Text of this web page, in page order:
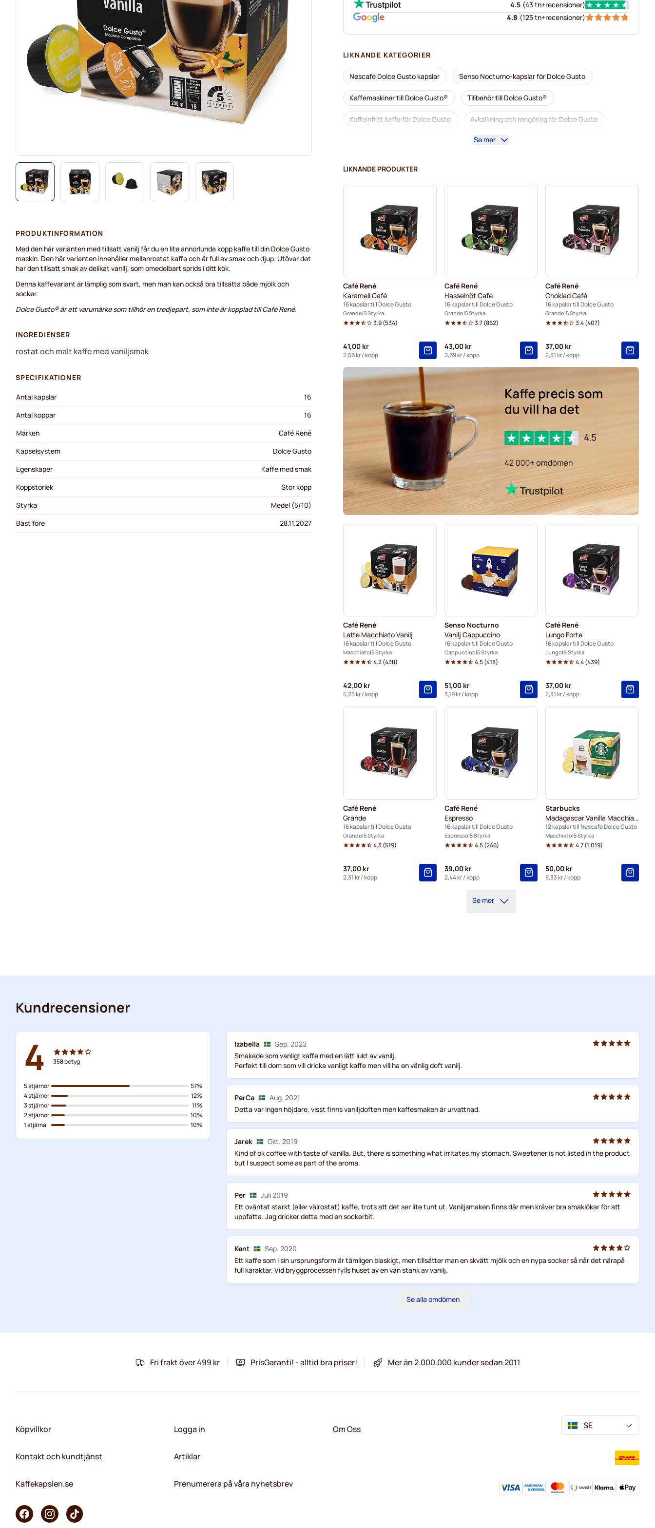
4.5 (43 tn+recensioner)
4.8 (125 tn+recensioner)
LIKNANDE KATEGORIER
Nescafé Dolce Gusto kapslar Senso Nocturno-kapslar för Dolce Gusto
Kaffemaskiner till Dolce Gusto® Tillbehör till Dolce Gusto®
Koffeinfritt kaffe för Dolce Gusto Avkalkning och rengöring för Dolce Gusto
Café René-kaffekapslar för Dolce Gusto
Kapslar till Dolce Gusto® Gimoka-kapslar för Dolce Gusto Till Dolce Gusto®
Starbucks® -kapslar för Dolce Gusto Kaffekapslen-kaffekapslar för Dolce Gusto
Starbucks® grande-kaffekapslar för Dolce Gusto
Se mer
LIKNANDE PRODUKTER
Café René
Karamell Café
16 kapslar till Dolce Gusto
Grande 5 Styrka
3.9(534)
41,00 kr
2,56 kr/ kopp
Café René
Hasselnöt Café
16 kapslar till Dolce Gusto
Grande 5 Styrka
3.7(862)
43,00 kr
2,69 kr/ kopp
Café René
Choklad Café
16 kapslar till Dolce Gusto
Grande 5 Styrka
3.4(407)
37,00 kr
2,31 kr/ kopp
Café René
Latte Macchiato Vanilj
16 kapslar till Dolce Gusto
Macchiato 5 Styrka
4.2(438)
42,00 kr
5,25 kr/ kopp
Senso Nocturno
Vanilj Cappuccino
16 kapslar till Dolce Gusto
Cappuccino 5 Styrka
4.5(418)
51,00 kr
3,19 kr/ kopp
Café René
Lungo Forte
16 kapslar till Dolce Gusto
Lungo 9 Styrka
4.4(439)
37,00 kr
2,31 kr/ kopp
Café René
Grande
16 kapslar till Dolce Gusto
Grande 5 Styrka
4.3 (519)
37,00 kr
2,31 kr/ kopp
Café René
Espresso
16 kapslar till Dolce Gusto
Espresso 5 Styrka
4.5(246)
39,00 kr
2,44 kr/ kopp
Starbucks
Madagascar Vanilla Macchiato
12 kapslar till Nescafé Dolce Gusto
Macchiato 5 Styrka
4.7(1.019)
50,00 kr
8,33 kr/ kopp
Se mer
PRODUKTINFORMATION
Med den här varianten med tillsatt vanilj får du en lite annorlunda kopp kaffe till din Dolce Gusto
maskin. Den här varianten innehåller mellanrostat kaffe och är full av smak och djup. Utöver det
har den tillsatt smak av delikat vanilj, som omedelbart sprids i ditt kök.
Denna kaffevariant är lämplig som svart, men man kan också bra tillsätta både mjölk och
socker.
Dolce Gusto® är ett varumärke som tillhör en tredjepart, som inte är kopplad till Café René.
INGREDIENSER
rostat och malt kaffe med vaniljsmak
SPECIFIKATIONER
Antal kapslar
16
Antal koppar
16
Märken
Café René
Kapselsystem
Dolce Gusto
Egenskaper
Kaffe med smak
Koppstorlek
Stor kopp
Styrka
Medel (5/10)
Bäst före
28.11.2027
Kundrecensioner
4 358betyg
5 stjärnor
4 stjärnor
3 stjärnor
2 stjärnor
1 stjärna
57%
12%
11%
10%
10%
Izabella
Sep. 2022
Smakade som vanligt kaffe med en lätt lukt av vanilj.
Perfekt till dom som vill dricka vanligt kaffe men vill ha en vänlig doft vanilj.
PerCa
Aug. 2021
Detta var ingen höjdare, visst finns vaniljdoften men kaffesmaken är urvattnad.
Jarek
Okt. 2019
Kind of ok coffee with taste of vanilla. But, there is something what irritates my stomach. Sweetener is not listed in the product
but I suspect some as part of the aroma.
Per
Juli 2019
Ett oväntat starkt (eller välrostat) kaffe, trots att det ser lite tunt ut. Vaniljsmaken finns där men kräver bra smaklökar för att
uppfatta. Jag dricker detta med en sockerbit.
Kent
Sep. 2020
Ett kaffe som i sin ursprungsform är tämligen blaskigt, men tillsätter man en skvätt mjölk och en nypa socker så når det närapå
full karaktär. Vid bryggprocessen fylls huset av en vän stank av vanilj.
Se alla omdömen
Fri frakt över 499 kr PrisGaranti! - alltid bra priser! Mer än 2.000.000 kunder sedan 2011
Köpvillkor
Kontakt och kundtjänst
Kaffekapslen.se
Logga in
Artiklar
Prenumerera på våra nyhetsbrev
Om Oss SE